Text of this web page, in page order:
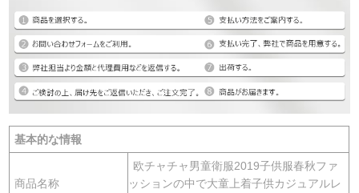
基本的な情報
商品名称
欧チャチャ男童衛服2019子供服春秋ファ
ッションの中で大童上着子供カジュアルレ